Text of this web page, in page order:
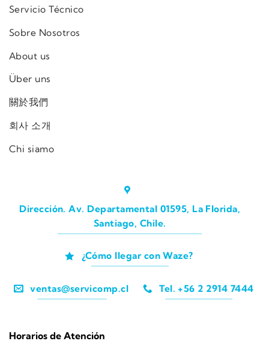
Servicio Técnico
Sobre Nosotros
About us
Über uns
關於我們
회사 소개
Chi siamo
Dirección. Av. Departamental 01595, La Florida,
Santiago, Chile.
¿Cómo llegar con Waze?
ventas@servicomp.cl Tel. +56 2 2914 7444
Horarios de Atención